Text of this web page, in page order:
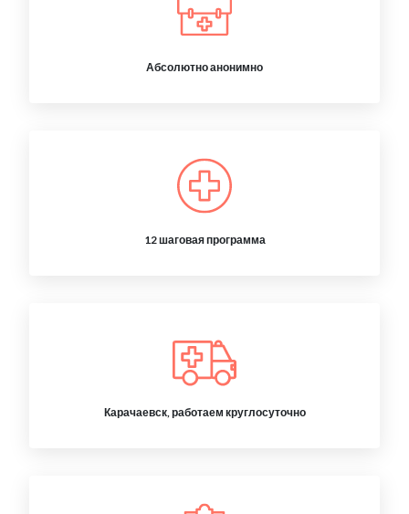
Абсолютно анонимно
12 шаговая программа
Карачаевск, работаем круглосуточно